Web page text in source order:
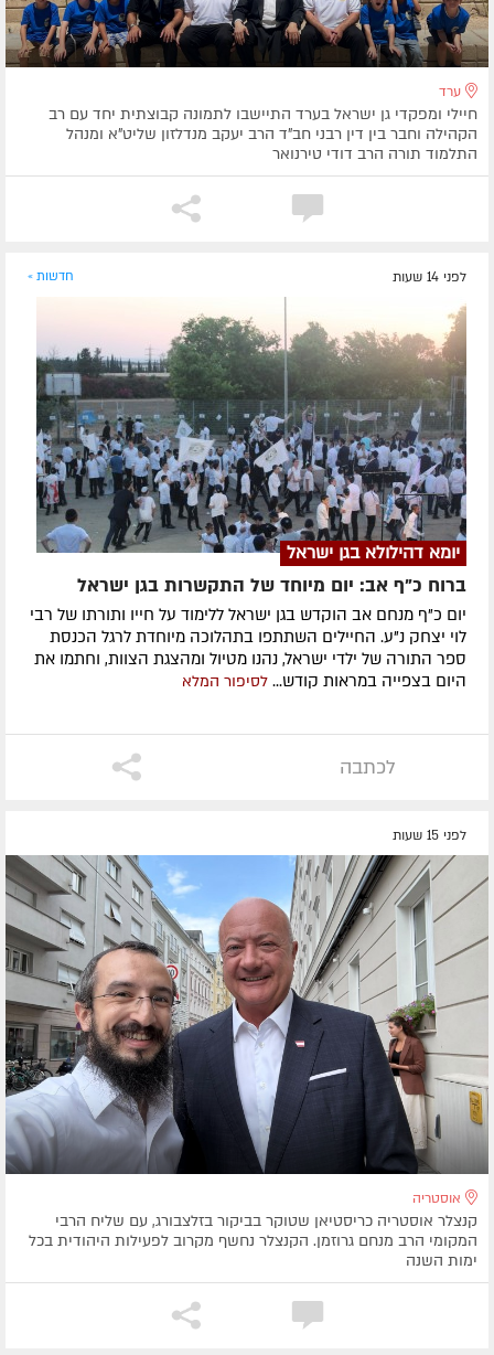
ערד
חיילי ומפקדי גן ישראל בערד התיישבו לתמונה קבוצתית יחד עם רב
הקהילה וחבר בין דין רבני חב"ד הרב יעקב מנדלזון שליט"א ומנהל
התלמוד תורה הרב דודי טירנואר
לפני 14 שעות חדשות »
יומא דהילולא בגן ישראל
ברוח כ"ף אב: יום מיוחד של התקשרות בגן ישראל
יום כ"ף מנחם אב הוקדש בגן ישראל ללימוד על חייו ותורתו של רבי
לוי יצחק נ"ע. החיילים השתתפו בתהלוכה מיוחדת לרגל הכנסת
ספר התורה של ילדי ישראל, נהנו מטיול ומהצגת הצוות, וחתמו את
היום בצפייה במראות קודש... לסיפור המלא
לכתבה
לפני 15 שעות
אוסטריה
קנצלר אוסטריה כריסטיאן שטוקר בביקור בזלצבורג, עם שליח הרבי
המקומי הרב מנחם גרוזמן. הקנצלר נחשף מקרוב לפעילות היהודית בכל
ימות השנה